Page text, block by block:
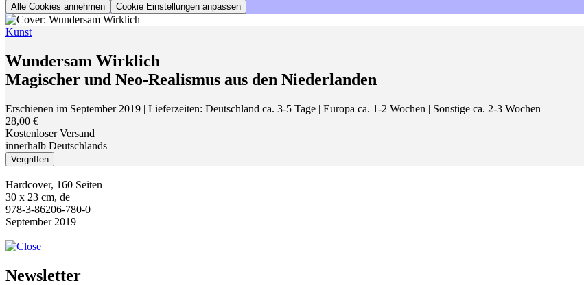
Cookie Einstellungen anpassen
Kunst
Wundersam Wirklich
Magischer und Neo-Realismus aus den Niederlanden
Erschienen im September 2019 | Lieferzeiten: Deutschland ca. 3-5 Tage | Europa ca. 1-2 Wochen | Sonstige ca. 2-3 Wochen
28,00 €
Kostenloser Versand
innerhalb Deutschlands
Vergriffen
Hardcover, 160 Seiten
30 x 23 cm, de
978-3-86206-780-0
September 2019
Newsletter